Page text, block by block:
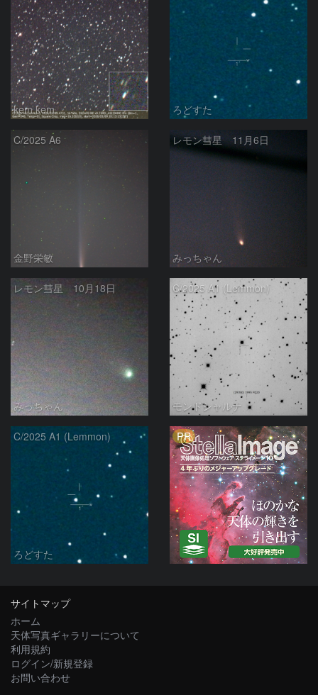
kem.kem ろどすた
C/2025 A6
金野栄敏
レモン彗星 11月6日
みっちゃん
レモン彗星 10月18日
みっちゃん
C/2025 A1 (Lemmon)
モンドシャルナ
C/2025 A1 (Lemmon)
ろどすた
PR
サイトマップ
ホーム
天体写真ギャラリーについて
利用規約
ログイン/新規登録
お問い合わせ